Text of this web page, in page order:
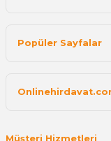
Popüler Sayfalar
Müşteri Hizmetleri